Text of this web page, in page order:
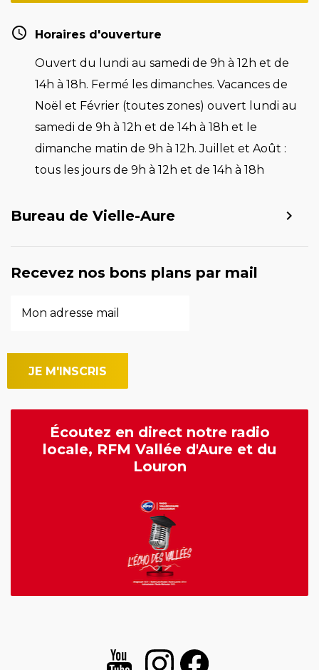
Horaires d'ouverture
Ouvert du lundi au samedi de 9h à 12h et de
14h à 18h. Fermé les dimanches. Vacances de
Noël et Février (toutes zones) ouvert lundi au
samedi de 9h à 12h et de 14h à 18h et le
dimanche matin de 9h à 12h. Juillet et Août :
tous les jours de 9h à 12h et de 14h à 18h
Bureau de Vielle-Aure
Recevez nos bons plans par mail
Écoutez en direct notre radio
locale, RFM Vallée d'Aure et du
Louron